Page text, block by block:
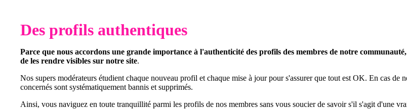
Des profils authentiques
Parce que nous accordons une grande importance à l'authenticité des profils des membres de notre
de les rendre visibles sur notre site.
Nos supers modérateurs étudient chaque nouveau profil et chaque mise à jour pour s'assurer que tout est OK. En cas de
concernés sont systématiquement bannis et supprimés.
Ainsi, vous naviguez en toute tranquillité parmi les profils de nos membres sans vous soucier de savoir s'il s'agit d'une